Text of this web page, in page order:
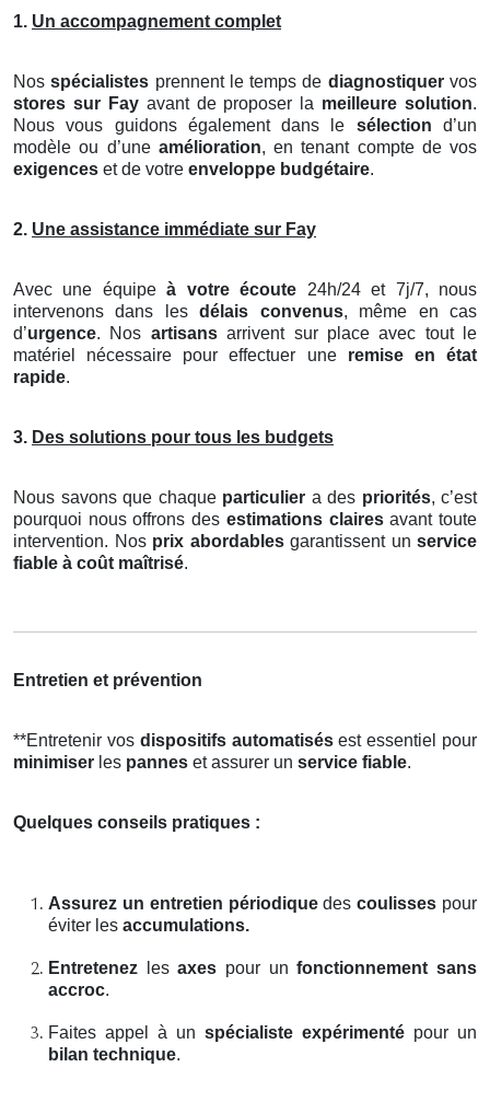
1. Un accompagnement complet
Nosspécialistes prennent le temps de diagnostiquervos
stores sur Fay avant de proposer la meilleure solution.
Nous vous guidons également dans le sélection d’un
modèle ou d’une amélioration, en tenant compte de vos
exigences et de votre enveloppe budgétaire.
2. Une assistance immédiate sur Fay
Avec une équipeà votre écoute 24h/24 et 7j/7, nous
intervenons dans lesdélais convenus, même en cas
d’urgence. Nos artisansarrivent sur place avec tout le
matériel nécessaire pour effectuer une remise en état
rapide.
3. Des solutions pour tous les budgets
Nous savons que chaque particulier a des priorités, c’est
pourquoi nous offrons des estimations clairesavant toute
intervention. Nos prix abordablesgarantissent un service
fiable à coût maîtrisé.
Entretien et prévention
**Entretenir vos dispositifs automatisésest essentiel pour
minimiser les pannes et assurer un service fiable.
Quelques conseils pratiques :
Assurez un entretien périodiquedescoulisses pour
éviter les accumulations.
Entretenez lesaxes pour unfonctionnement sans
accroc.
Faites appel à un spécialiste expérimenté pour un
bilan technique.